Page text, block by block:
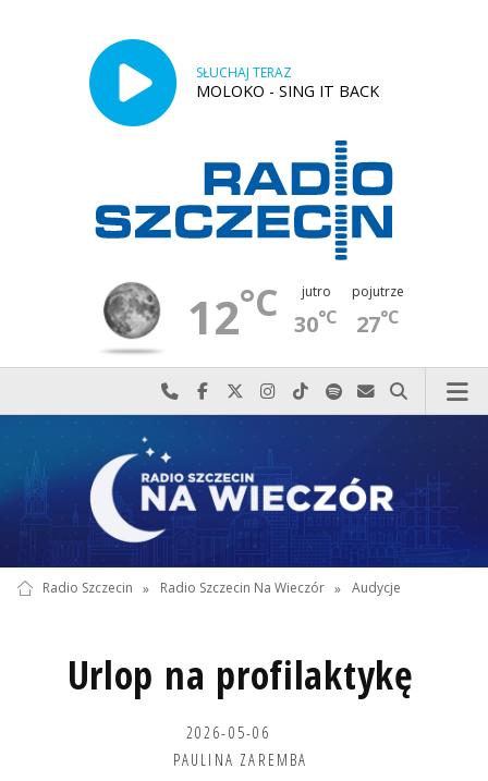
SŁUCHAJ TERAZ
MOLOKO - SING IT BACK
12°C jutro
30°C
pojutrze
27°C
Najlepiej po prostu do nas zadzwoń
Odwiedź nas na Facebook-u
Odwiedź nas na X
Odwiedź nas na Instagram-ie
Odwiedź nas na TikTok-u
Szukaj nas na Spotify
Wyślij do nas
Szukaj
Radio Szczecin » Radio Szczecin Na Wieczór » Audycje
Urlop na profilaktykę
2026-05-06
PAULINA ZAREMBA